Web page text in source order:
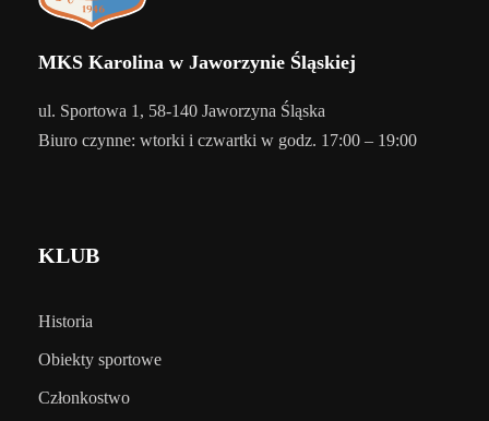
MKS Karolina w Jaworzynie Śląskiej
ul. Sportowa 1, 58-140 Jaworzyna Śląska
Biuro czynne: wtorki i czwartki w godz. 17:00 – 19:00
KLUB
Historia
Obiekty sportowe
Członkostwo